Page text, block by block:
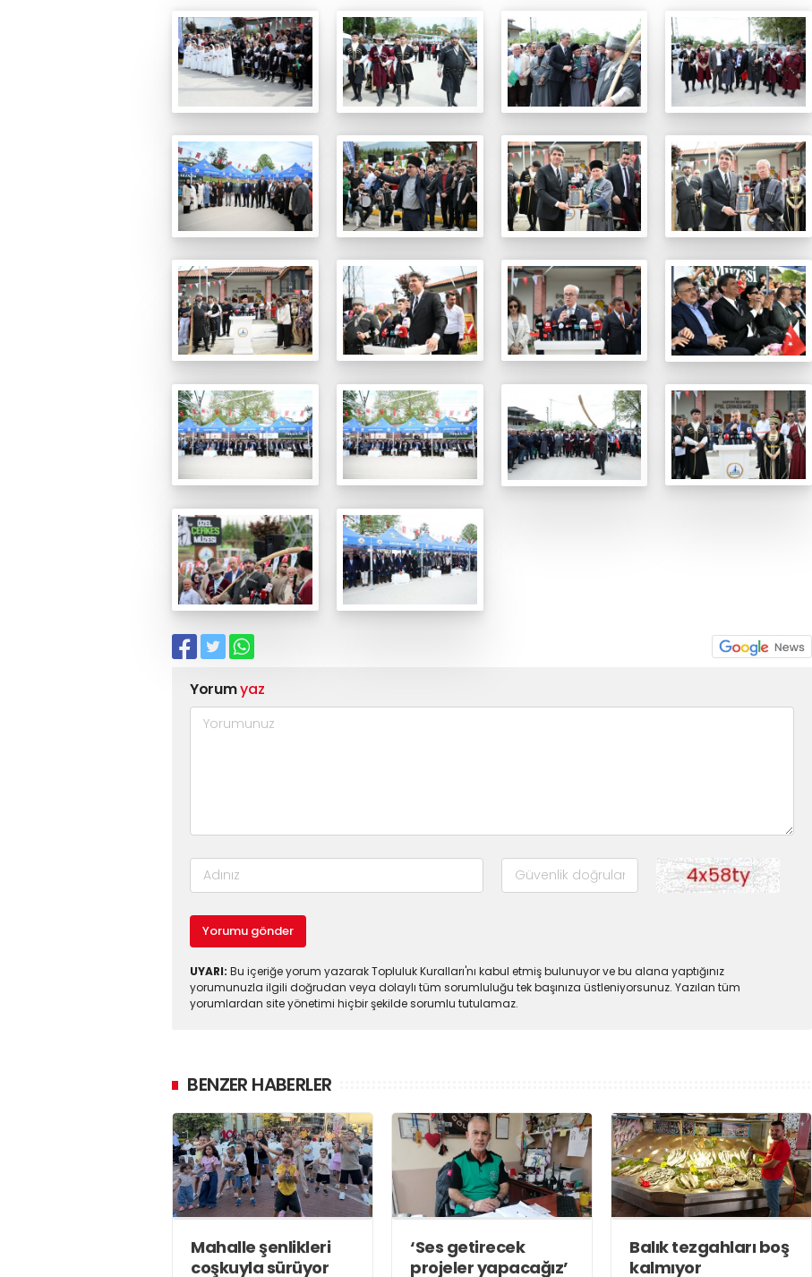
Yorumyaz
Yorumu gönder
UYARI: Bu içeriğe yorum yazarak Topluluk Kuralları'nı kabul etmiş bulunuyor ve bu alana yaptığınız
yorumunuzla ilgili doğrudan veya dolaylı tüm sorumluluğu tek başınıza üstleniyorsunuz. Yazılan tüm
yorumlardan site yönetimi hiçbir şekilde sorumlu tutulamaz.
BENZER HABERLER
Mahalle şenlikleri
coşkuyla sürüyor
‘Ses getirecek
projeler yapacağız’
Balık tezgahları boş
kalmıyor